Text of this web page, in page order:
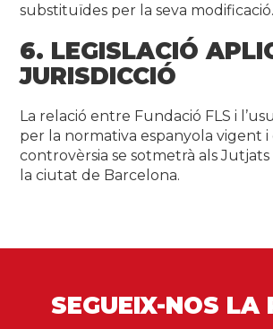
substituïdes per la seva modificació.
6. LEGISLACIÓ
JURISDICCIÓ
La relació entre Fundació FLS i
per la normativa espanyola vigent i
controvèrsia se sotmetrà als
la ciutat de Barcelona.
SEGUEIX-NOS LA